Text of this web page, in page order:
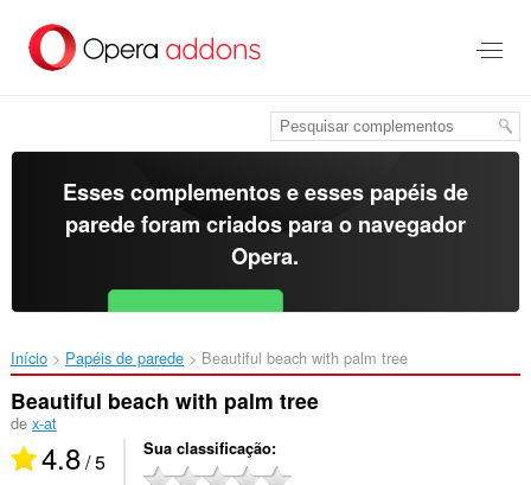
para
Esses complementos e esses papéis de
parede foram criados para o navegador
Opera.
Baixar o Opera Free for Android
Início Papéis de parede Beautiful beach with palm tree‎
Beautiful beach with palm tree
de x-at
4.8/ 5 Sua classificação